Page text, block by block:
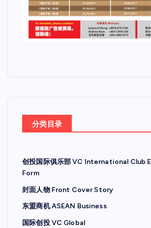
分类目录
创投国际俱乐部 VC International Club
Form
封面人物 Front Cover Story
东盟商机 ASEAN Business
国际创投 VC Global